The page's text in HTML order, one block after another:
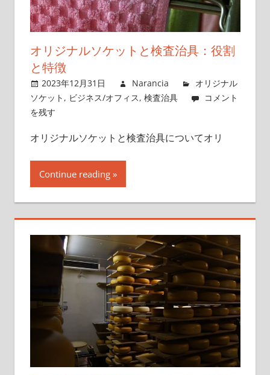
オリジナルソケットと検査治具：役割
と特徴
2023年12月31日 Narancia
オリジナル
ソケット , ビジネス/オフィス, 検査治具
コメント
を残す
オリジナルソケットと検査治具についてオリ
Continue reading